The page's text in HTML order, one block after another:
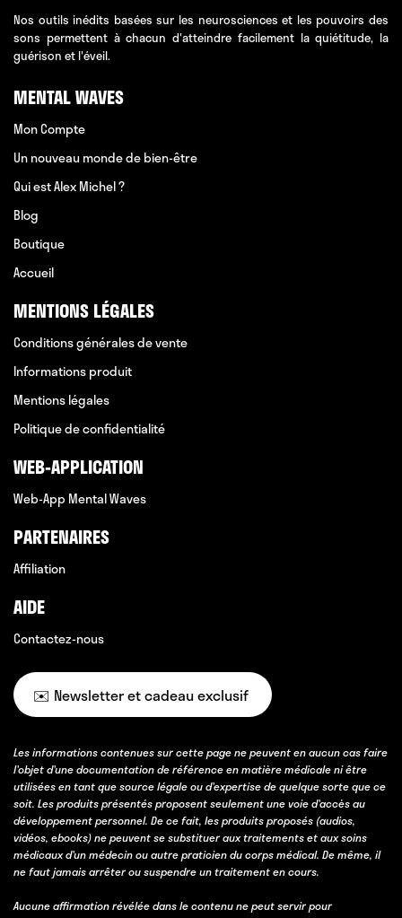
Nos outils inédits basées sur les neurosciences et les pouvoirs des
sons permettent à chacun d'atteindre facilement la quiétitude, la
guérison et l'éveil.
MENTAL WAVES
Mon Compte
Un nouveau monde de bien-être
Qui est Alex Michel ?
Blog
Boutique
Accueil
MENTIONS LÉGALES
Conditions générales de vente
Informations produit
Mentions légales
Politique de confidentialité
WEB-APPLICATION
Web-App Mental Waves
PARTENAIRES
Affiliation
AIDE
Contactez-nous
✉️ Newsletter et cadeau exclusif
Les informations contenues sur cette page ne peuvent en aucun cas faire
l’objet d’une documentation de référence en matière médicale ni être
utilisées en tant que source légale ou d’expertise de quelque sorte que ce
soit. Les produits présentés proposent seulement une voie d’accès au
développement personnel. De ce fait, les produits proposés (audios,
vidéos, ebooks) ne peuvent se substituer aux traitements et aux soins
médicaux d’un médecin ou autre praticien du corps médical. De même, il
ne faut jamais arrêter ou suspendre un traitement en cours.
Aucune affirmation révélée dans le contenu ne peut servir pour